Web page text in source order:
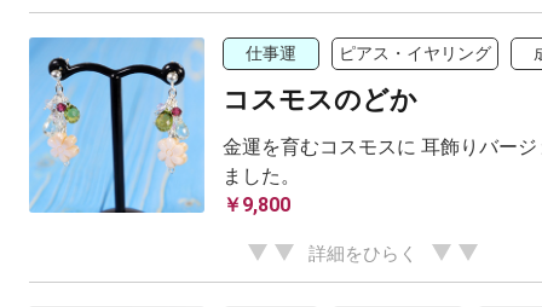
仕事運 ピアス・イヤリング
コスモスのどか
金運を育むコスモスに 耳飾りバー
ました。
￥9,800
詳細をひらく